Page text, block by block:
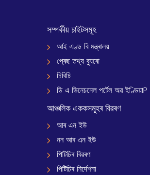
সম্পৰ্কীয় চাইটসমূহ
আই এণ্ড বি মন্ত্ৰালয়
প্ৰেছ তথ্য ব্যুৰো
চিবিচি
ডি এ ভিনেচনেল পৰ্টেল অৱ ইণ্ডিয়াP
আঞ্চলিক এককসমূহৰ বিৱৰণ
আৰ এন ইউ
নন আৰ এন ইউ
পিটিচিৰ বিৱৰণ
পিটিচিৰ নিৰ্দেশনা